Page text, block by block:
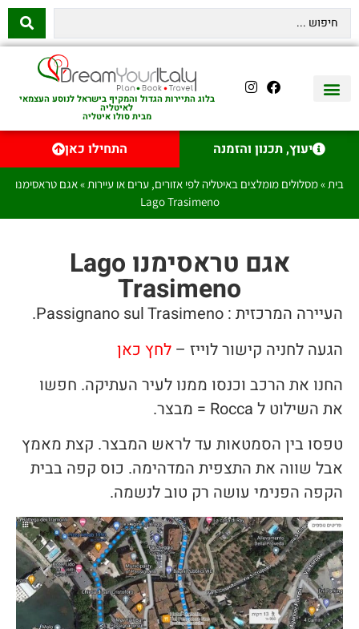
בלוג התיירות הגדול והמקיף בישראל לנוסע העצמאי
לאיטליה
מבית סולו איטליה
יעוץ, תכנון והזמנה התחילו כאן
בית»מסלולים מומלצים באיטליה לפי אזורים, ערים או עיירות»אגם טראסימנו
Lago Trasimeno
אגם טראסימנו Lago
Trasimeno
העיירה המרכזית : Passignano sul Trasimeno.
הגעה לחניה קישור לוייז – לחץ כאן
החנו את הרכב וכנסו ממנו לעיר העתיקה. חפשו
את השילוט ל Rocca = מבצר.
טפסו בין הסמטאות עד לראש המבצר. קצת מאמץ
אבל שווה את התצפית המדהימה. כוס קפה בבית
הקפה הפנימי עושה רק טוב לנשמה.